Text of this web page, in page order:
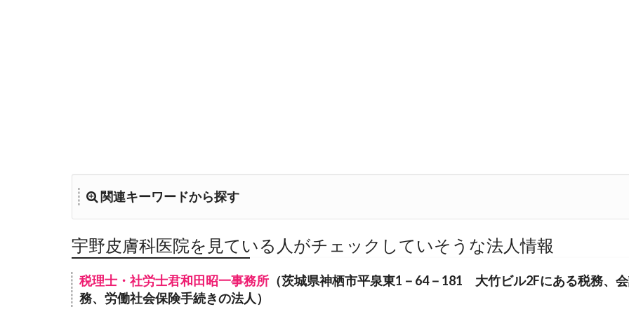
関連キーワードから探す
宇野皮膚科医院を見ている人がチェックしていそうな法人情報
税理士・社労士君和田昭一事務所 （茨城県神栖市平泉東1－64－181 大竹ビル2Fにある税務、
務、労働社会保険手続きの法人）